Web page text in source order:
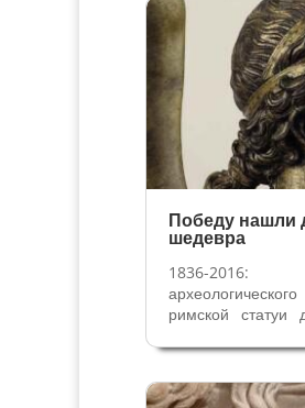
Победу
шедевра
1836-2016:
римской статуи
1836 года
принадлежащее
недалеко от